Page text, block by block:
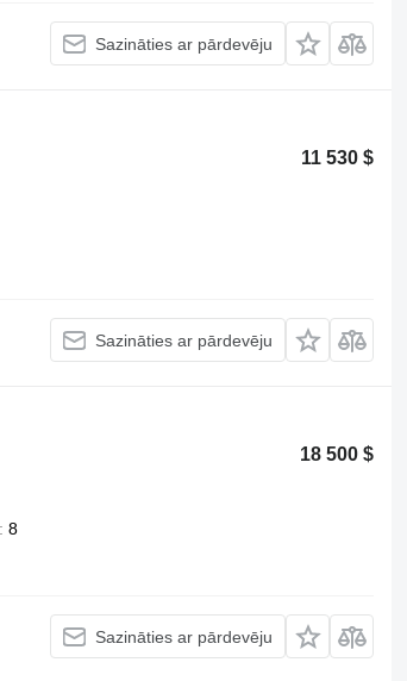
Sazināties ar pārdevēju
11 530 $
Sazināties ar pārdevēju
18 500 $
8
Sazināties ar pārdevēju